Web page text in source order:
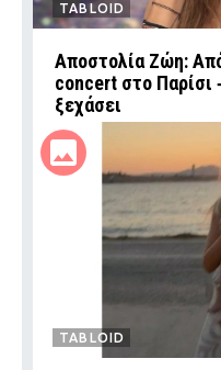
TABLOID
Αποστολία Ζώη:
concert στο Παρίσι
ξεχάσει
TABLOID